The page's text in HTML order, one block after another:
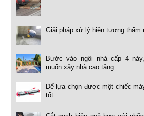
Giải pháp xử lý hiện tượng
Bước vào ngôi nhà cấp 4
muốn xây nhà cao tầng
Để lựa chọn được một chiếc
tốt